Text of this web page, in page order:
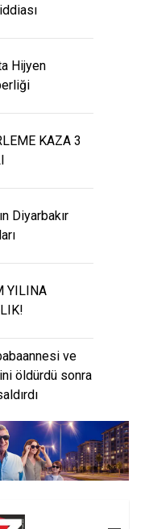
Hijyen
KAZA 3
Diyarbakır
YILINA
ve
öldürdü sonra